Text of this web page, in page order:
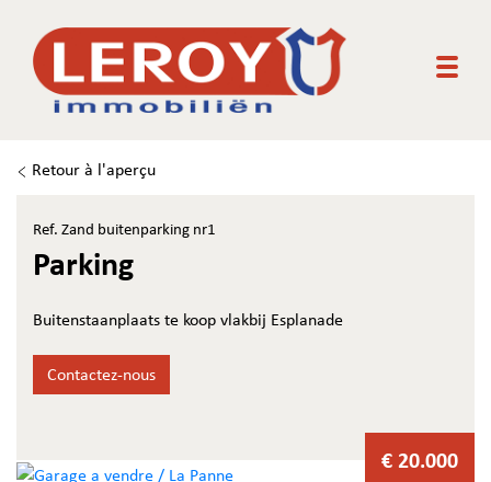
Retour à l'aperçu
Ref. Zand buitenparking nr1
Parking
Buitenstaanplaats te koop vlakbij Esplanade
Contactez-nous
€ 20.000